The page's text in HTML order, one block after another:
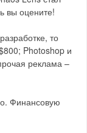
вы оцените!
то
Photoshop и
реклама –
Финансовую